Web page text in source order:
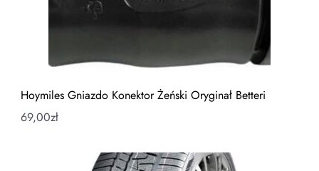
Hoymiles Gniazdo Konektor Żeński Oryginał Betteri
69,00zł